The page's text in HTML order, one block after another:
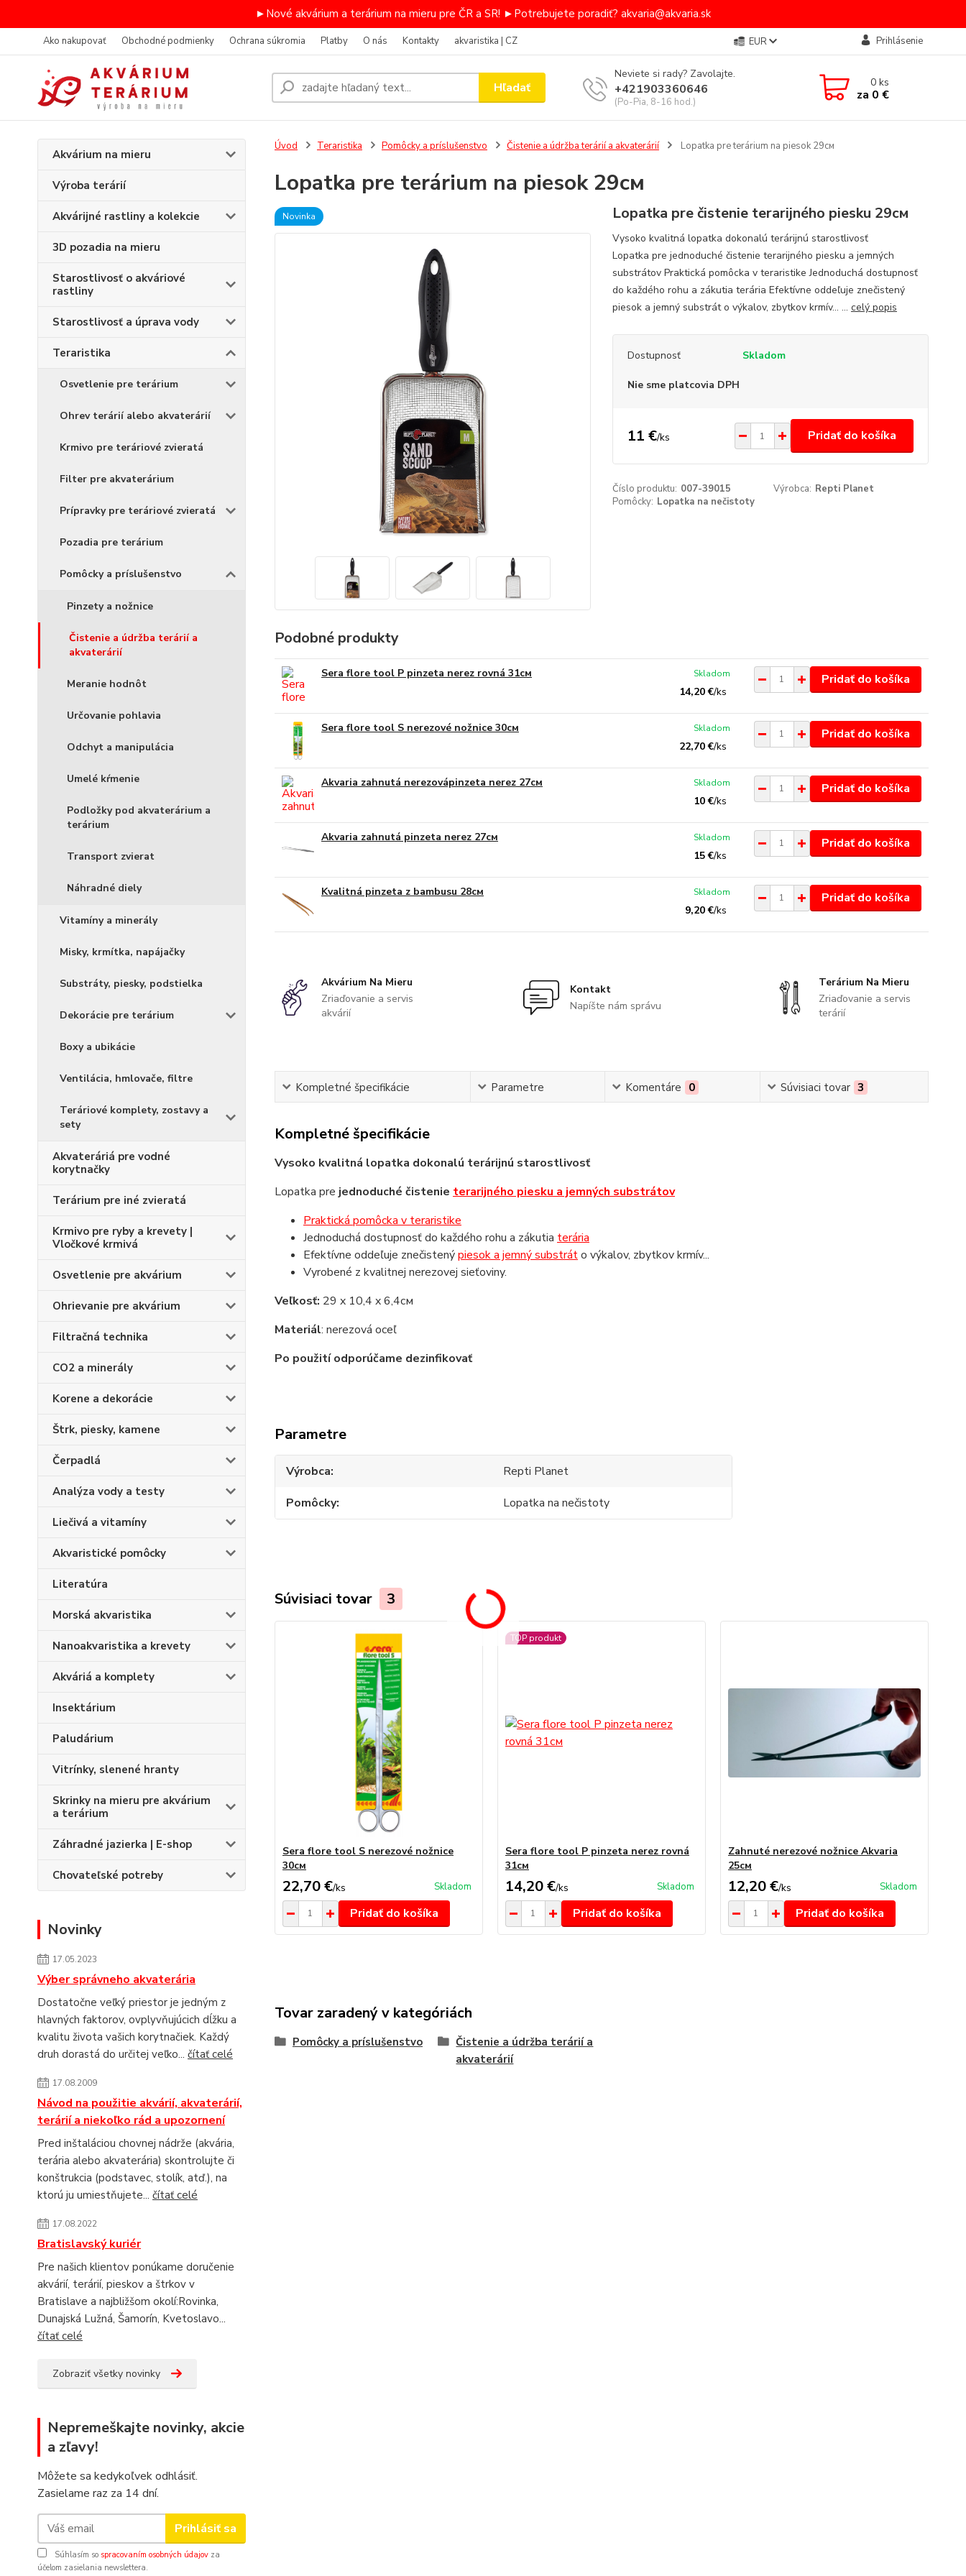
►Nové akvárium a terárium na mieru pre ČR a SR! ►Potrebujete poradiť? akvaria@akvaria.sk
Ako nakupovať Obchodné podmienky Ochrana súkromia Platby O nás Kontakty akvaristika | CZ EUR Prihlásenie
Hľadať
Neviete si rady? Zavolajte.
+421903360646
(Po-Pia, 8-16 hod.)
0ks
za 0 €
Akvárium na mieru
Výroba terárií
Akvárijné rastliny a kolekcie
3D pozadia na mieru
Starostlivosť o akváriové
rastliny
Starostlivosť a úprava vody
Teraristika
Osvetlenie pre terárium
Ohrev terárií alebo akvaterárií
Krmivo pre teráriové zvieratá
Filter pre akvaterárium
Prípravky pre teráriové zvieratá
Pozadia pre terárium
Pomôcky a príslušenstvo
Pinzety a nožnice
Čistenie a údržba terárií a
akvaterárií
Meranie hodnôt
Určovanie pohlavia
Odchyt a manipulácia
Umelé kŕmenie
Podložky pod akvaterárium a
terárium
Transport zvierat
Náhradné diely
Vitamíny a minerály
Misky, krmítka, napájačky
Substráty, piesky, podstielka
Dekorácie pre terárium
Boxy a ubikácie
Ventilácia, hmlovače, filtre
Teráriové komplety, zostavy a
sety
Akvateráriá pre vodné
korytnačky
Terárium pre iné zvieratá
Krmivo pre ryby a krevety |
Vločkové krmivá
Osvetlenie pre akvárium
Ohrievanie pre akvárium
Filtračná technika
CO2 a minerály
Korene a dekorácie
Štrk, piesky, kamene
Čerpadlá
Analýza vody a testy
Liečivá a vitamíny
Akvaristické pomôcky
Literatúra
Morská akvaristika
Nanoakvaristika a krevety
Akváriá a komplety
Insektárium
Paludárium
Vitrínky, slenené hranty
Skrinky na mieru pre akvárium
a terárium
Záhradné jazierka | E-shop
Chovateľské potreby
Novinky
17.05.2023
Výber správneho akvaterária
Dostatočne veľký priestor je jedným z
hlavných faktorov, ovplyvňujúcich dĺžku a
kvalitu života vašich korytnačiek. Každý
druh dorastá do určitej veľko... čítať celé
17.08.2009
Návod na použitie akvárií, akvaterárií,
terárií a niekoľko rád a upozornení
Pred inštaláciou chovnej nádrže (akvária,
terária alebo akvaterária) skontrolujte či
konštrukcia (podstavec, stolík, atď.), na
ktorú ju umiestňujete... čítať celé
17.08.2022
Bratislavský kuriér
Pre našich klientov ponúkame doručenie
akvárií, terárií, pieskov a štrkov v
Bratislave a najbližšom okolí:Rovinka,
Dunajská Lužná, Šamorín, Kvetoslavo...
čítať celé
Zobraziť všetky novinky
Nepremeškajte novinky, akcie
a zľavy!
Môžete sa kedykoľvek odhlásiť.
Zasielame raz za 14 dní.
Prihlásiť sa
Súhlasím so spracovaním osobných údajov za
účelom zasielania newslettera.
Úvod Teraristika Pomôcky a príslušenstvo Čistenie a údržba terárií a akvaterárií Lopatka pre terárium na piesok 29см
Lopatka pre terárium na piesok 29см
Novinka Lopatka pre čistenie terarijného piesku 29см
Vysoko kvalitná lopatka dokonalú terárijnú starostlivosť
Lopatka pre jednoduché čistenie terarijného piesku a jemných
substrátov Praktická pomôcka v teraristike Jednoduchá dostupnosť
do každého rohu a zákutia terária Efektívne oddeľuje znečistený
piesok a jemný substrát o výkalov, zbytkov krmív... ... celý popis
Dostupnosť Skladom
Nie sme platcovia DPH
11 €/ks Pridať do košíka
Číslo produktu: 007-39015 Výrobca: Repti Planet
Pomôcky: Lopatka na nečistoty
Podobné produkty
Sera flore tool P pinzeta nerez rovná 31см
14,20 €/ks
Skladom Pridať do košíka
Sera flore tool S nerezové nožnice 30см
22,70 €/ks
Skladom Pridať do košíka
Akvaria zahnutá nerezovápinzeta nerez 27см
10 €/ks
Skladom Pridať do košíka
Akvaria zahnutá pinzeta nerez 27см
15 €/ks
Skladom Pridať do košíka
Kvalitná pinzeta z bambusu 28см
9,20 €/ks
Skladom Pridať do košíka
Akvárium Na Mieru
Zriaďovanie a servis
akvárií
Kontakt
Napíšte nám správu
Terárium Na Mieru
Zriaďovanie a servis
terárií
Kompletné špecifikácie Parametre Komentáre 0 Súvisiaci tovar 3
Kompletné špecifikácie
Vysoko kvalitná lopatka dokonalú terárijnú starostlivosť
Lopatka pre jednoduché čistenie terarijného piesku a jemných substrátov
Praktická pomôcka v teraristike
Jednoduchá dostupnosť do každého rohu a zákutia terária
Efektívne oddeľuje znečistenýpiesok a jemný substráto výkalov, zbytkov krmív...
Vyrobené z kvalitnej nerezovej sieťoviny.
Veľkosť: 29 x 10,4 x 6,4см
Materiál: nerezová oceľ
Po použití odporúčame dezinfikovať
Parametre
Výrobca
Repti Planet
Pomôcky
Lopatka na nečistoty
Súvisiaci tovar 3
Sera flore tool S nerezové nožnice
30см
22,70 €/ks Skladom
Pridať do košíka
TOP produkt
Sera flore tool P pinzeta nerez rovná
31см
14,20 €/ks Skladom
Pridať do košíka
Zahnuté nerezové nožnice Akvaria
25см
12,20 €/ks Skladom
Pridať do košíka
Tovar zaradený v kategóriách
Pomôcky a príslušenstvo
Čistenie a údržba terárií a
akvaterárií